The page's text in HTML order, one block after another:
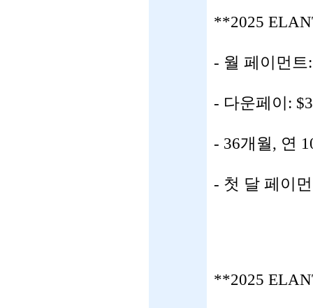
**2025
- 월 페이먼트
- 다운페이:
- 36개월, 연
- 첫 달 페이
**2025